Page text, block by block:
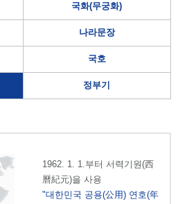
국화(무궁화)
나라문장
국호
정부기
1962. 1. 1.부터 서력기원(西
曆紀元)을 사용
"대한민국 공용(公用) 연호(年